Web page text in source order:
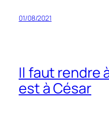
01/08/2021
Il faut rendre
est à César